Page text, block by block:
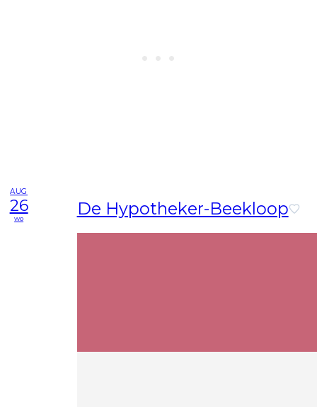
AUG
26
wo De Hypotheker-Beekloop